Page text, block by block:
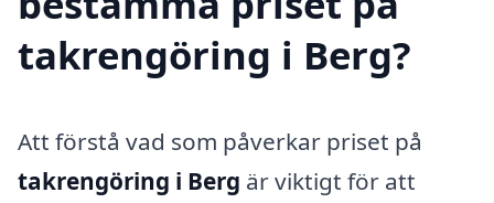
takrengöring i Berg?
Att förstå vad som påverkar priset på
takrengöring i Berg är viktigt för att